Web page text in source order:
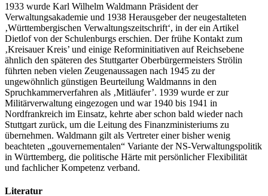
1933 wurde Karl Wilhelm Waldmann Präsident der
Verwaltungsakademie und 1938 Herausgeber der neugestalteten
‚Württembergischen Verwaltungszeitschrift‘, in der ein Artikel
Dietlof von der Schulenburgs erschien. Der frühe Kontakt zum
‚Kreisauer Kreis’ und einige Reforminitiativen auf Reichsebene
ähnlich den späteren des Stuttgarter Oberbürgermeisters Strölin
führten neben vielen Zeugenaussagen nach 1945 zu der
ungewöhnlich günstigen Beurteilung Waldmanns in den
Spruchkammerverfahren als ‚Mitläufer’. 1939 wurde er zur
Militärverwaltung eingezogen und war 1940 bis 1941 in
Nordfrankreich im Einsatz, kehrte aber schon bald wieder nach
Stuttgart zurück, um die Leitung des Finanzministeriums zu
übernehmen. Waldmann gilt als Vertreter einer bisher wenig
beachteten „gouvernementalen“ Variante der NS-Verwaltungspolitik
in Württemberg, die politische Härte mit persönlicher Flexibilität
und fachlicher Kompetenz verband.
Literatur